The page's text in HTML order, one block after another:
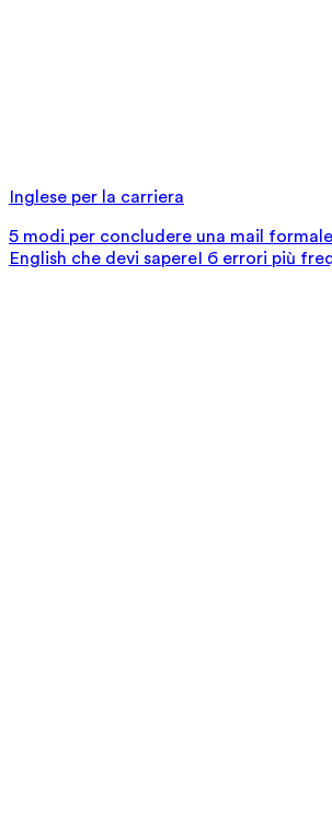
Inglese per la carriera
5 modi per concludere una mail
English che devi sapereI 6 errori più